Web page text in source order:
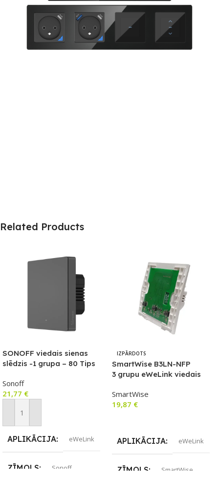
Related Products
SONOFF viedais sienas
slēdzis -1 grupa – 80 Tips
Sonoff
21,77 €
Pievienot Grozam
APLIKĀCIJA eWeLink
ZĪMOLS Sonoff
IZPĀRDOTS
SmartWise B3LN-NFP
3 grupu eWeLink viedais
fizisko pogu (bez priekšējā
paneļa)
SmartWise
19,87 €
APLIKĀCIJA eWeLink
ZĪMOLS SmartWise